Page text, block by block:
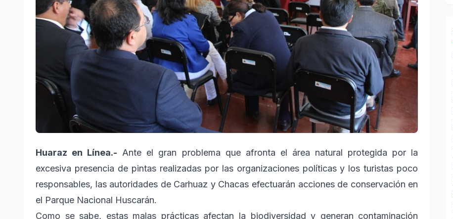
Huaraz en Línea.- Ante el gran problema que afronta el área natural protegida por la
excesiva presencia de pintas realizadas por las organizaciones políticas y los turistas poco
responsables, las autoridades de Carhuaz y Chacas efectuarán acciones de conservación en
el Parque Nacional Huscarán.
Como se sabe, estas malas prácticas afectan la biodiversidad y generan contaminación